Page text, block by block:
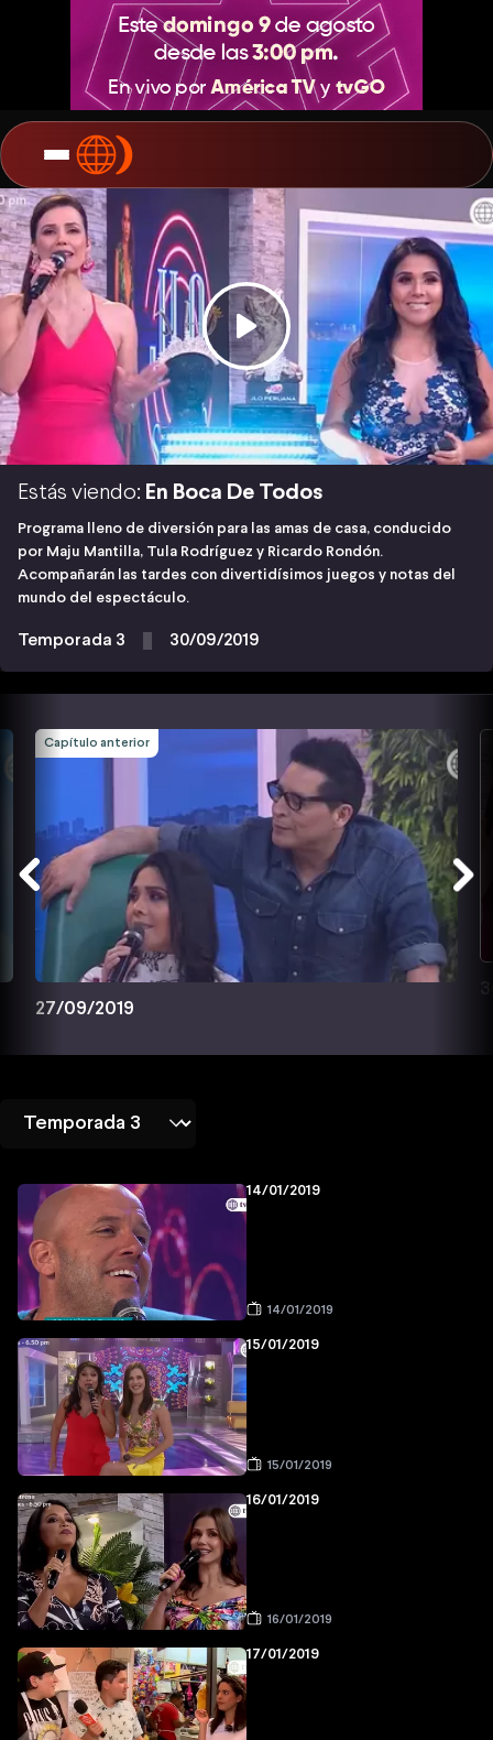
Estás viendo: En Boca De Todos
Programa lleno de diversión para las amas de casa, conducido
por Maju Mantilla, Tula Rodríguez y Ricardo Rondón.
Acompañarán las tardes con divertidísimos juegos y notas del
mundo del espectáculo.
Temporada 3 30/09/2019
Capítulo anterior
27/09/2019
14/01/2019
14/01/2019
15/01/2019
15/01/2019
16/01/2019
16/01/2019
17/01/2019